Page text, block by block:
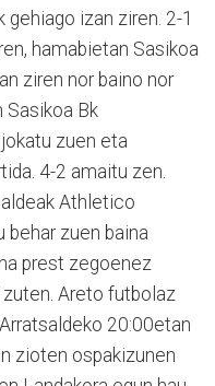
izan ziren. 2-1
hamabietan Sasikoa
ziren nor baino nor
Sasikoa Bk
zuen eta
4-2 amaitu zen.
Athletico
behar zuen baina
prest zegoenez
Areto futbolaz
20:00etan
zioten ospakizunen